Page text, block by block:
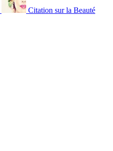
Citation sur la Beauté